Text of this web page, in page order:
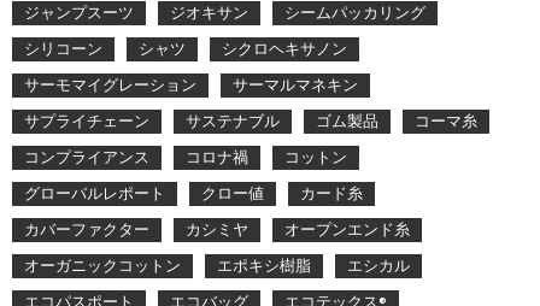
ジャンプスーツ
ジオキサン
シームパッカリング
シリコーン
シャツ
シクロヘキサノン
サーモマイグレーション
サーマルマネキン
サプライチェーン
サステナブル ゴム製品
コーマ糸
コンプライアンス
コロナ禍
コットン
グローバルレポート
クロー値
カード糸
カバーファクター
カシミヤ
オープンエンド糸
オーガニックコットン
エポキシ樹脂
エシカル